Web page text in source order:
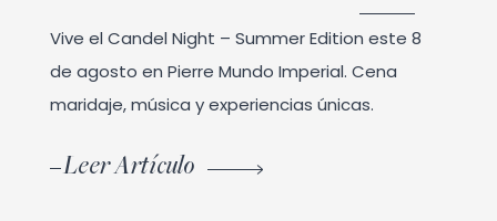
Vive el Candel Night – Summer Edition este 8
de agosto en Pierre Mundo Imperial. Cena
maridaje, música y experiencias únicas.
Leer Artículo